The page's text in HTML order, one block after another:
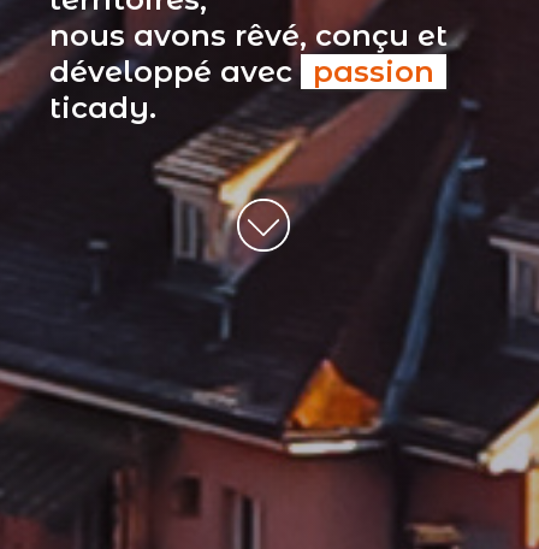
nous avons rêvé, conçu et
développé avec passion
ticady.